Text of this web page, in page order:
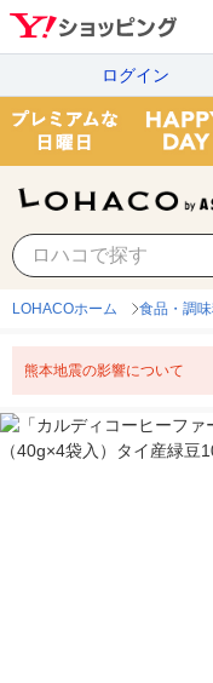
ログイン
LOHACOホーム 食品・調
熊本地震の影響について